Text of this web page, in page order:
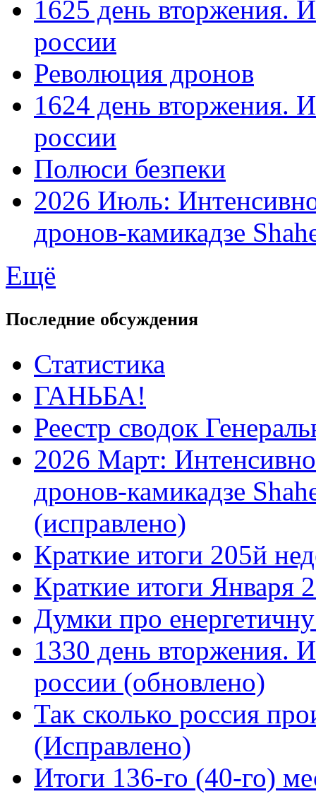
1625 день вторжения.
россии
Революция дронов
1624 день вторжения.
россии
Полюси безпеки
2026 Июль:
дронов-камикадзе
Ещё
Последние обсуждения
Статистика
ГАНЬБА!
Реестр сводок
2026 Март:
дронов-камикадзе
(исправлено)
Краткие итоги 205й
Краткие итоги Января
Думки про
1330 день вторжения.
россии (обновлено)
Так сколько россия
(Исправлено)
Итоги 136-го (40-го)